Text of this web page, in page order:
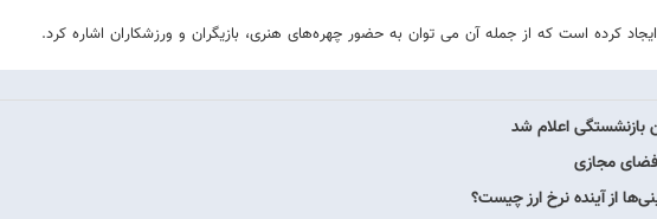
کرده است که از جمله آن می توان به حضور چهره‌های هنری، بازیگران و ورزشکاران اشاره کرد.
اعلام شد
مجازی
از آینده نرخ ارز چیست؟